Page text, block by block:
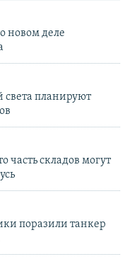
новом деле
света планируют
складов могут
поразили танкер